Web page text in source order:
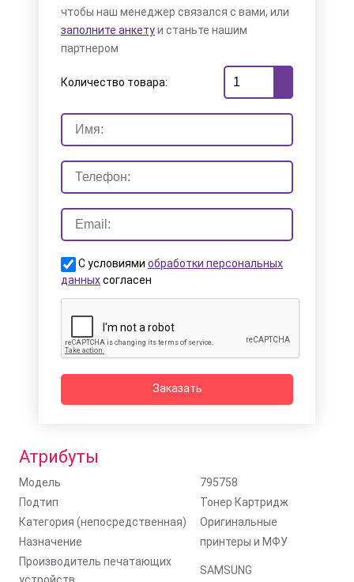
чтобы наш менеджер связался с вами, или
заполните анкетуи станьте нашим
партнером
Количество товара:
С условиями обработки персональных
данныхсогласен
Заказать
Атрибуты
Модель
795758
Подтип
Тонер Картридж
Категория (непосредственная)
Оригинальные
Назначение
принтеры и МФУ
Производитель печатающих
SAMSUNG